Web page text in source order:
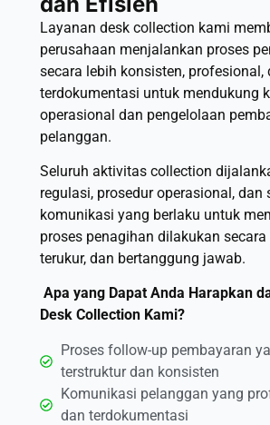
Layanan desk collection kami
perusahaan menjalankan proses
secara lebih konsisten, profesional,
terdokumentasi untuk mendukung
operasional dan pengelolaan
pelanggan.
Seluruh aktivitas collection
regulasi, prosedur operasional, dan
komunikasi yang berlaku untuk
proses penagihan dilakukan
terukur, dan bertanggung jawab.
Apa yang Dapat Anda Harapkan
Desk Collection Kami?
Proses follow-up pembayaran
terstruktur dan konsisten
Komunikasi pelanggan yang
dan terdokumentasi